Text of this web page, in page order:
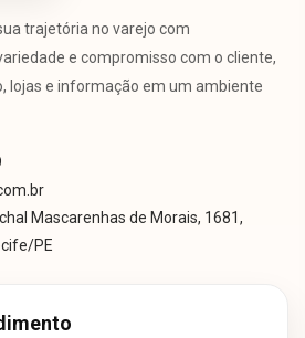
trajetória no varejo com
e compromisso com o cliente,
lojas e informação em um ambiente
Mascarenhas de Morais, 1681,
PE